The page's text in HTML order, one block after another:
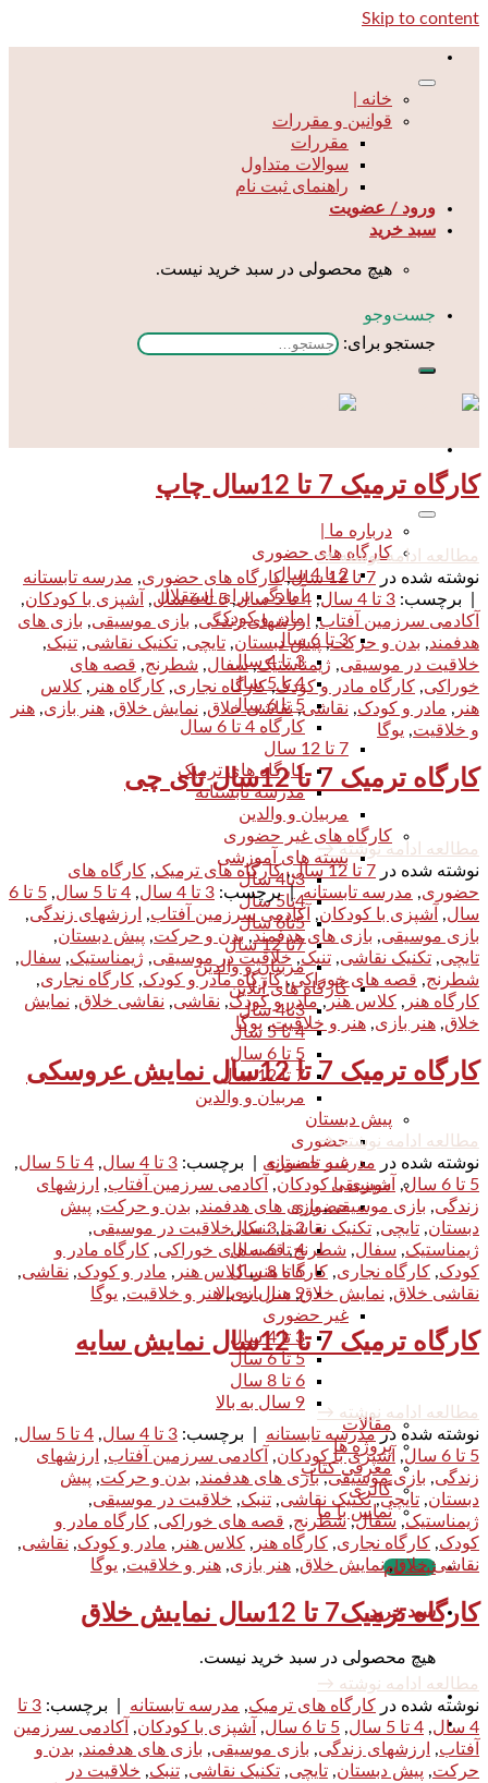
Skip to content
خانه |
قوانین و مقررات
مقررات
سوالات متداول
راهنمای ثبت نام
ورود / عضویت
سبد خرید
هیچ محصولی در سبد خرید نیست.
جست‌و‌جو
جستجو برای:
درباره ما |
کارگاه های حضوری
2 تا 4 سال
آمادگی برای استقلال
مادر و کودک
3 تا 6 سال
3 تا 4 سال
4 تا 5 سال
5 تا 6 سال
کارگاه 4 تا 6 سال
7 تا 12 سال
کارگاه های ترمیک
مدرسه تابستانه
مربیان و والدین
کارگاه های غیر حضوری
بسته های آموزشی
3تا4 سال
4تا5 سال
5تا6 سال
7تا 12 سال
مربیان و والدین
کارگاه های آنلاین
3تا4 سال
4 تا 5 سال
5 تا 6 سال
7 تا 12 سال
مربیان و والدین
پیش دبستان
حضوری
غیر حضوری
موسیقی
حضوری
2 تا 3 سال
4 تا 6 سال
6 تا 8 سال
9 سال به بالا
غیر حضوری
3 تا 4 سال
5 تا 6 سال
6 تا 8 سال
9 سال به بالا
مقالات
پروژه ها
معرفی کتاب
گالری
تماس با ما
ثبت نام
سبد خرید
هیچ محصولی در سبد خرید نیست.
کارگاه ترمیک 7 تا 12سال چاپ
مطالعه ادامه نوشته→
نوشته شده در 7 تا 12 سال ,کارگاه های حضوری, مدرسه تابستانه
برچسب: 3 تا 4 سال , 4 تا 5 سال ,5 تا 6 سال , آشپزی با کودکان,
آکادمی سرزمین آفتاب, ارزشهای زندگی, بازی موسیقی, بازی های
هدفمند, بدن و حرکت,پیش دبستان, تایچی, تکنیک نقاشی, تنبک,
خلاقیت در موسیقی, ژیمناستیک,سفال, شطرنج, قصه های
خوراکی, کارگاه مادر و کودک,کارگاه نجاری, کارگاه هنر , کلاس
هنر , مادر و کودک, نقاشی,نقاشی خلاق, نمایش خلاق, هنر بازی, هنر
و خلاقیت, یوگا
کارگاه ترمیک 7 تا 12سال تای چی
مطالعه ادامه نوشته→
نوشته شده در 7 تا 12 سال ,کارگاه های ترمیک, کارگاه های
حضوری, مدرسه تابستانه | برچسب: 3 تا 4 سال , 4 تا 5 سال ,
5 تا 6
سال, آشپزی با کودکان, آکادمی سرزمین آفتاب, ارزشهای زندگی,
بازی موسیقی, بازی های هدفمند,بدن و حرکت, پیش دبستان,
تایچی, تکنیک نقاشی, تنبک,خلاقیت در موسیقی, ژیمناستیک, سفال,
شطرنج, قصه های خوراکی,کارگاه مادر و کودک, کارگاه نجاری,
کارگاه هنر , کلاس هنر,مادر و کودک, نقاشی, نقاشی خلاق, نمایش
خلاق, هنر بازی, هنر و خلاقیت,یوگا
کارگاه ترمیک 7 تا 12سال نمایش عروسکی
مطالعه ادامه نوشته→
نوشته شده در مدرسه تابستانه برچسب: 3 تا 4 سال , 4 تا 5 سال
,
5 تا 6 سال
, آشپزی با کودکان, آکادمی سرزمین آفتاب,
ارزشهای
زندگی, بازی موسیقی,بازی های هدفمند, بدن و حرکت, پیش
دبستان, تایچی, تکنیک نقاشی,تنبک,خلاقیت در موسیقی,
ژیمناستیک, سفال, شطرنج,قصه های خوراکی, کارگاه مادر و
کودک, کارگاه نجاری, کارگاه هنر,کلاس هنر , مادر و کودک, نقاشی,
نقاشی خلاق, نمایش خلاق, هنر بازی,هنر و خلاقیت, یوگا
کارگاه ترمیک 7 تا 12سال نمایش سایه
مطالعه ادامه نوشته →
نوشته شده درمدرسه تابستانه برچسب: 3 تا 4 سال , 4 تا 5 سال
,
5 تا 6 سال
, آشپزی با کودکان, آکادمی سرزمین آفتاب,
ارزشهای
زندگی, بازی موسیقی,بازی های هدفمند, بدن و حرکت, پیش
دبستان, تایچی,تکنیک نقاشی, تنبک, خلاقیت در موسیقی,
ژیمناستیک, سفال,شطرنج, قصه های خوراکی, کارگاه مادر و
کودک, کارگاه نجاری, کارگاه هنر , کلاس هنر , مادر و کودک, نقاشی,
نقاشی خلاق,نمایش خلاق, هنر بازی, هنر و خلاقیت, یوگا
کارگاه ترمیک7 تا 12سال نمایش خلاق
مطالعه ادامه نوشته →
نوشته شده در کارگاه های ترمیک, مدرسه تابستانه برچسب:
3 تا
4 سال
, 4 تا 5 سال , 5 تا 6 سال , آشپزی با کودکان, آکادمی سرزمین
آفتاب, ارزشهای زندگی, بازی موسیقی, بازی های هدفمند, بدن و
حرکت, پیش دبستان, تایچی, تکنیک نقاشی, تنبک, خلاقیت در